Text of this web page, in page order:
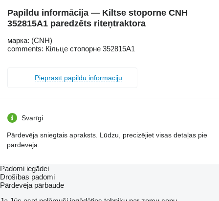
Papildu informācija — Kiltse stoporne CNH
352815A1 paredzēts riteņtraktora
марка: (CNH)
comments: Кільце стопорне 352815A1
Pieprasīt papildu informāciju
Svarīgi
Pārdevēja sniegtais apraksts. Lūdzu, precizējiet visas detaļas pie
pārdevēja.
Padomi iegādei
Drošības padomi
Pārdevēja pārbaude